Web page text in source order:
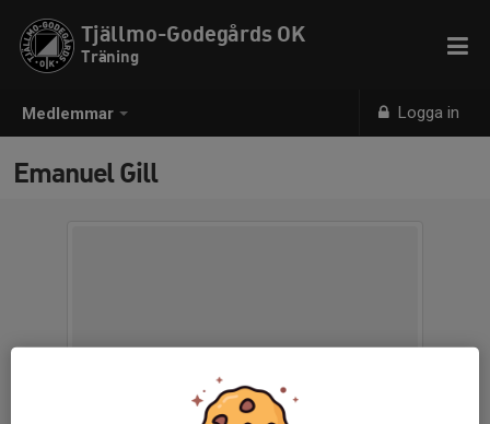
Medlemmar Logga in
Tjällmo-Godegårds OK
Träning
Emanuel Gill